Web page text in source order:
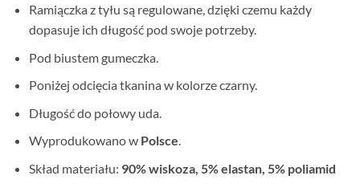
Ramiączka z tyłu są regulowane, dzięki czemu każdy
dopasuje ich długość pod swoje potrzeby.
Pod biustem gumeczka.
Poniżej odcięcia tkanina w kolorze czarny.
Długość do połowy uda.
Wyprodukowano w Polsce.
Skład materiału: 90% wiskoza, 5% elastan, 5% poliamid